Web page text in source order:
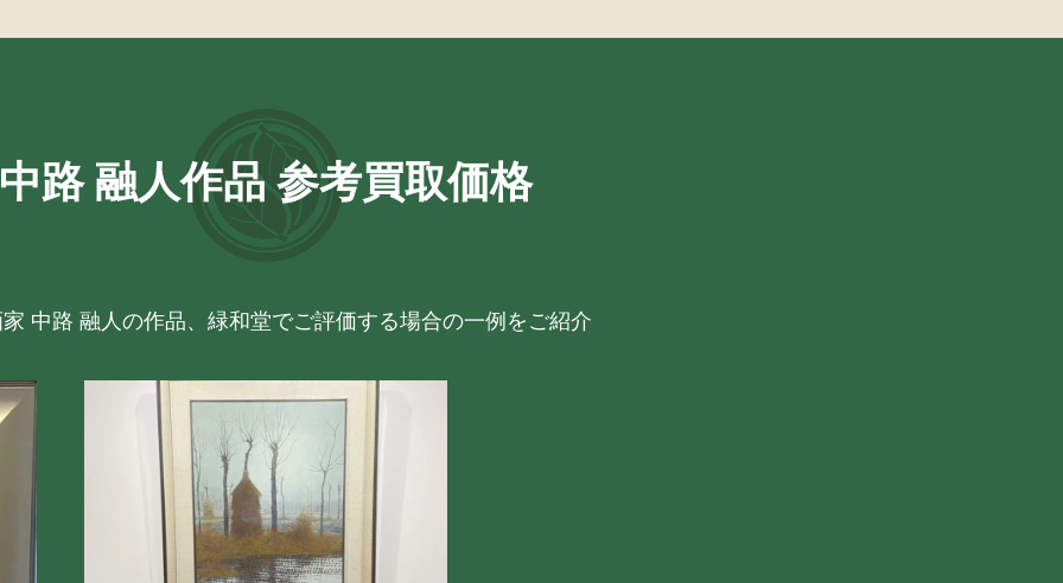
中路 融人作品 参考買取価格
中路 融人の作品、緑和堂でご評価する場合の一例をご紹介